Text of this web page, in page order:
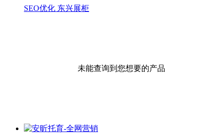
SEO优化 东兴展柜
未能查询到您想要的产品